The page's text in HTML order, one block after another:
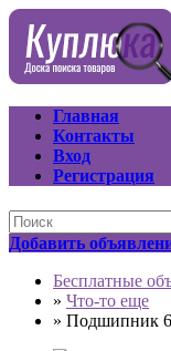
Главная
Контакты
Вход
Регистрация
Добавить
Бесплатные
» Что-то еще
» Подшипник